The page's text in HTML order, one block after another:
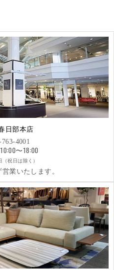
日部本店
763-4001
〜18:00
祝日は除く）
業いたします。